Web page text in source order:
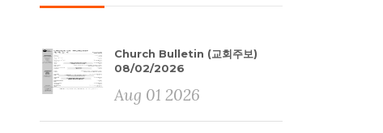
Church Bulletin (교회주보)
08/02/2026
Aug 01 2026